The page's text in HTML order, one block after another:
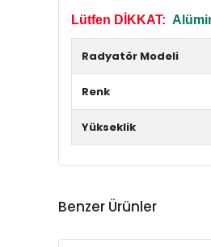
Lütfen DİKKAT:
Radyatör Modeli
Renk
Yükseklik
Benzer Ürünler